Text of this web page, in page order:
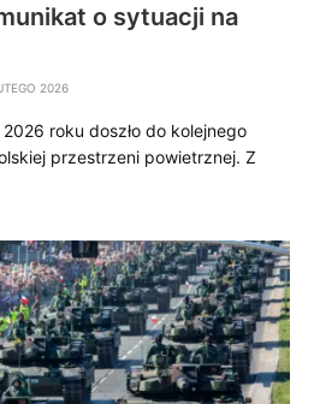
o sytuacji na
2026
roku doszło do kolejnego
przestrzeni powietrznej. Z